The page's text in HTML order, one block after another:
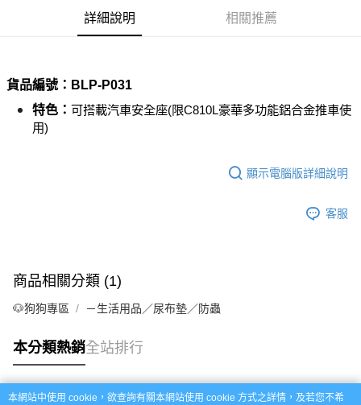
２．便利：只要手機號碼，簡訊認證，即可結帳。
３．安心：先確認商品／服務後，再付款。
結帳頁面，進行簡訊認證並確認金額後，即可完成結帳。
３．收到繳費通知簡訊後14天內，點擊此簡訊中的連結，可透過四大超商／
ATM／網路銀行／等多元方式進行付款，方視為交易完成。
※ 交易是否成功請以「AFTEE先享後付 」之結帳頁面顯示為準，若有關於
易，需依本服務之必要範圍內提供個人資料，並將交易相關給付款項請求債
權轉讓予恩沛科技股份有限公司。
https://aftee.tw/terms/#terms3
「AFTEE先享後付」，若未經同意申辦者引起之損失，本公司不負相關責
任。
時審查核予不同之上限額度；若仍有額度不足之情形，本公司將視審查結果
請求用戶進行身份認證。
付款後全家取貨_限重5KG
每筆NT$60，滿NT$999(含以上)免運費
萊爾富取貨付款_限重10KG
付款後7-11取貨_限重10KG
每筆NT$60，滿NT$999(含以上)免運費
宅配
中壢限定｜毛速配 14:00前下單當日到！🐶
詳細說明 相關推薦
貨品編號：BLP-P031
特色： 可搭載汽車安全座(限C810L豪華多功能鋁合金推車使
用)
顯示電腦版詳細說明
客服
商品相關分類 (1)
🐶狗狗專區 －生活用品／尿布墊／防蟲
本分類熱銷全站排行
本網站中使用 cookie，欲查詢有關本網站使用 cookie 方式之詳情，及若您不希